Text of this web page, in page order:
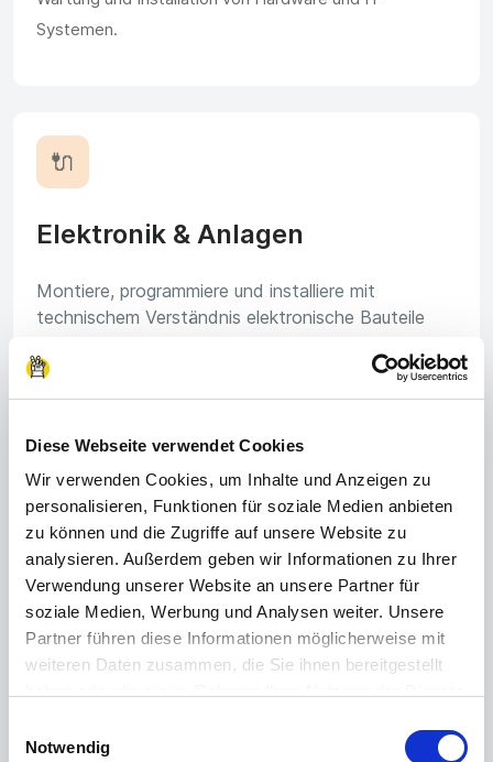
Diese Webseite verwendet Cookies
Wir verwenden Cookies, um Inhalte und Anzeigen zu
personalisieren, Funktionen für soziale Medien anbieten
zu können und die Zugriffe auf unsere Website zu
analysieren. Außerdem geben wir Informationen zu Ihrer
Verwendung unserer Website an unsere Partner für
soziale Medien, Werbung und Analysen weiter. Unsere
Partner führen diese Informationen möglicherweise mit
weiteren Daten zusammen, die Sie ihnen bereitgestellt
Impressum
Notwendig
Systemen.
🔌
Elektronik & Anlagen
Montiere, programmiere und installiere mit
technischem Verständnis elektronische Bauteile
🚜
Landwirtschaft & Gartenbau
Hier arbeitest du an der frischen Luft und bist Teil
der Produktion von pflanzlichen und tierischen
Erzeugnissen und der Gestaltung von Gärten und